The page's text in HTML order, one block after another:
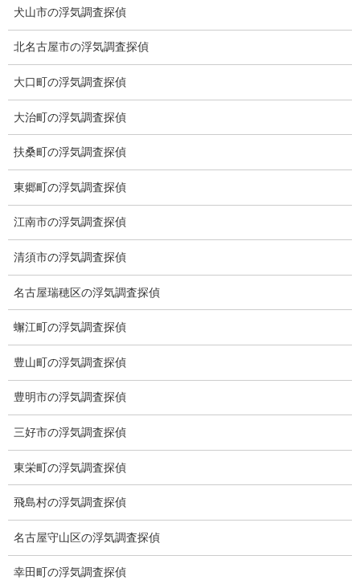
愛知県名古屋市中区栄3-7ｰ4
Toshin.Sakuraビル 10F
愛知県名古屋市中区新栄2丁目41-11
ベストビル6B
愛知県公安委員会 第54250033号
【出張面談いたします】
愛知県内でご面談場所のご要望がございましたら、お申し付けく
※弊社から24時間以内に返信が無い場合、再度LINE又はお電話を
お願いいたします。
カテゴリー
ブログ (496)
犬山市の浮気調査探偵
北名古屋市の浮気調査探偵
大口町の浮気調査探偵
大治町の浮気調査探偵
扶桑町の浮気調査探偵
東郷町の浮気調査探偵
江南市の浮気調査探偵
清須市の浮気調査探偵
名古屋瑞穂区の浮気調査探偵
蠏江町の浮気調査探偵
豊山町の浮気調査探偵
豊明市の浮気調査探偵
三好市の浮気調査探偵
東栄町の浮気調査探偵
飛島村の浮気調査探偵
名古屋守山区の浮気調査探偵
幸田町の浮気調査探偵